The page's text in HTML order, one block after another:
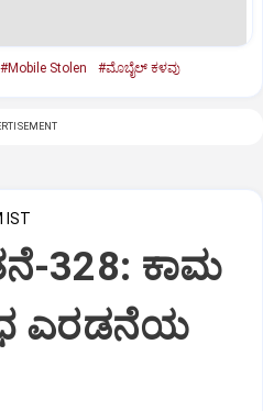
#Mobile Stolen #ಮೊಬೈಲ್‌ ಕಳವು
IST
328: ಕಾಮ
ಎರಡನೆಯ